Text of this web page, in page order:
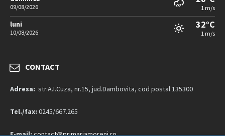
09/08/2026 1 m/s
luni
10/08/2026
32°C
1 m/s
CONTACT
Adresa: str.A.I.Cuza, nr.15, jud.Dambovita, cod postal 135300
Tel./fax: 0245/667.265